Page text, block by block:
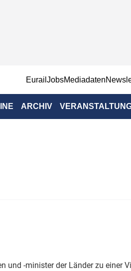
EurailJobsMediadaten
ARCHIV
und -minister der Länder zu einer